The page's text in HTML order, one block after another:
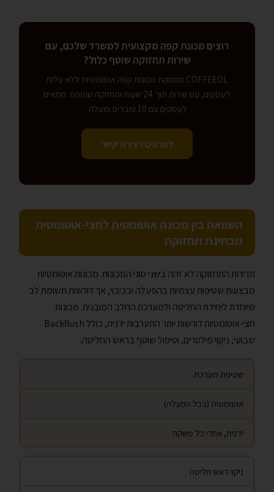
רוצים מכונת קפה מקצועית למשרד שלכם, עם
שירות תחזוקה שוטף כלול?
COFFEEOL מספקת מכונות קפה אוטומטיות ללא עלות
לעסקים, עם שירות תוך 24 שעות ותחזוקה שוטפת. מתאים
לעסקים עם 10 עובדים ומעלה.
לפרטים ויצירת קשר
השוואה בין מכונה אוטומטית לחצי-אוטומטית
מבחינת תחזוקה
תדירות התחזוקה לא זהה בשני סוגי המכונות. מכונות אוטומטיות
מבצעות שטיפות עצמיות בהפעלה ובכיבוי, אך דורשות תשומת לב
מיוחדת ליחידת החליטה ולמערכת החלב המובנית. מכונות
חצי-אוטומטיות דורשות יותר התערבות ידנית, כולל Backflush
שבועי, ניקוי פילטרים, וטיפול שוטף בראש החליטה.
שטיפת מערכת
אוטומטית (בכל הפעלה)
ידנית, אחרי כל משקה
ניקוי ראש חליטה